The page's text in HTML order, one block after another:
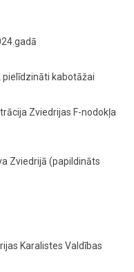
kabotāžai
Zviedrijas F-nodokļa
Zviedrijā (papildināts
Karalistes Valdības